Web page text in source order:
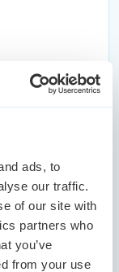
ads, to
our traffic.
of our site with
partners who
you’ve
from your use
Onze
medewerker
Een
organisatie